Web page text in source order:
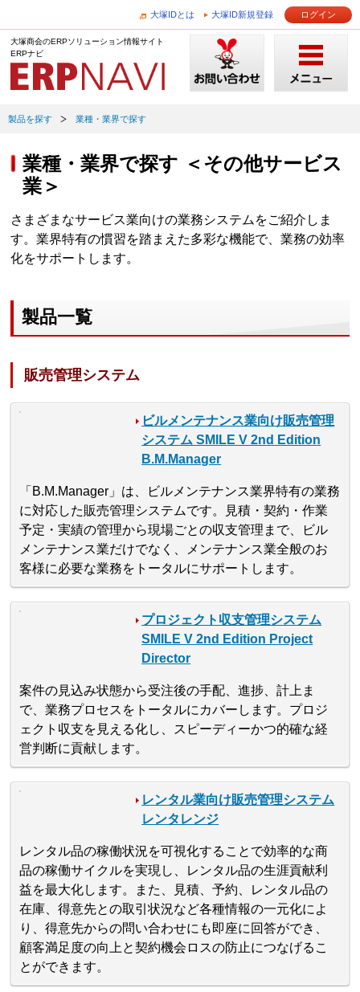
大塚IDとは 大塚ID新規登録 ログイン
大塚商会のERPソリューション情報サイト
ERPナビ
製品を探す 業種・業界で探す
業種・業界で探す ＜その他サービス
業＞
さまざまなサービス業向けの業務システムをご紹介しま
す。業界特有の慣習を踏まえた多彩な機能で、業務の効率
化をサポートします。
製品一覧
販売管理システム
ビルメンテナンス業向け販売管理
システム SMILE V 2nd Edition
B.M.Manager
「B.M.Manager」は、ビルメンテナンス業界特有の業務
に対応した販売管理システムです。見積・契約・作業
予定・実績の管理から現場ごとの収支管理まで、ビル
メンテナンス業だけでなく、メンテナンス業全般のお
客様に必要な業務をトータルにサポートします。
プロジェクト収支管理システム
SMILE V 2nd Edition Project
Director
案件の見込み状態から受注後の手配、進捗、計上ま
で、業務プロセスをトータルにカバーします。プロジ
ェクト収支を見える化し、スピーディーかつ的確な経
営判断に貢献します。
レンタル業向け販売管理システム
レンタレンジ
レンタル品の稼働状況を可視化することで効率的な商
品の稼働サイクルを実現し、レンタル品の生涯貢献利
益を最大化します。また、見積、予約、レンタル品の
在庫、得意先との取引状況など各種情報の一元化によ
り、得意先からの問い合わせにも即座に回答ができ、
顧客満足度の向上と契約機会ロスの防止につなげるこ
とができます。